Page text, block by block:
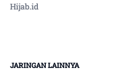
Hijab.id
JARINGAN LAINNYA